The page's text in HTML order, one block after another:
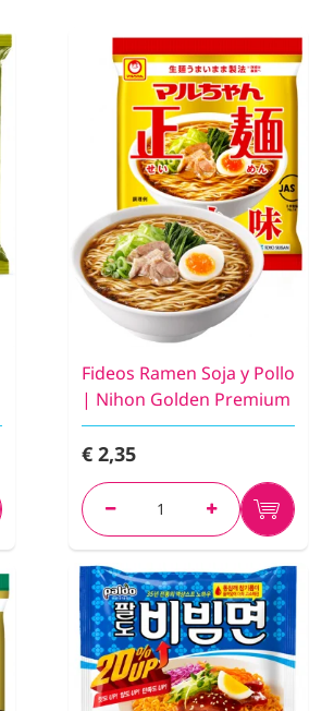
Fideos Ramen Soja y Pollo
| Nihon Golden Premium
€ 2,35